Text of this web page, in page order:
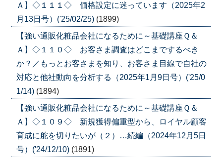
Ａ】◇１１１◇ 価格設定に迷っています（2025年2
月13日号）('25/02/25) (1899)
【強い通販化粧品会社になるために～基礎講座Ｑ＆
Ａ】◇１１０◇ お客さま調査はどこまでするべき
か？／もっとお客さまを知り、お客さま目線で自社の
対応と他社動向を分析する（2025年1月9日号）('25/0
1/14) (1894)
【強い通販化粧品会社になるために～基礎講座Ｑ＆
Ａ】◇１０９◇ 新規獲得偏重型から、ロイヤル顧客
育成に舵を切りたいが（２）…続編（2024年12月5日
号）('24/12/10) (1891)